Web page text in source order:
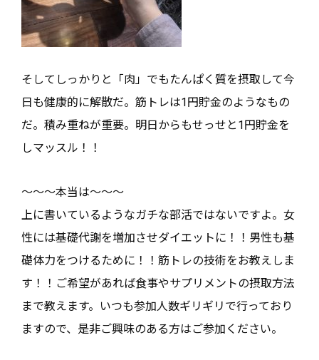
そしてしっかりと「肉」でもたんぱく質を摂取して今
日も健康的に解散だ。筋トレは1円貯金のようなもの
だ。積み重ねが重要。明日からもせっせと1円貯金を
しマッスル！！
～～～本当は～～～
上に書いているようなガチな部活ではないですよ。女
性には基礎代謝を増加させダイエットに！！男性も基
礎体力をつけるために！！筋トレの技術をお教えしま
す！！ご希望があれば食事やサプリメントの摂取方法
まで教えます。いつも参加人数ギリギリで行っており
ますので、是非ご興味のある方はご参加ください。